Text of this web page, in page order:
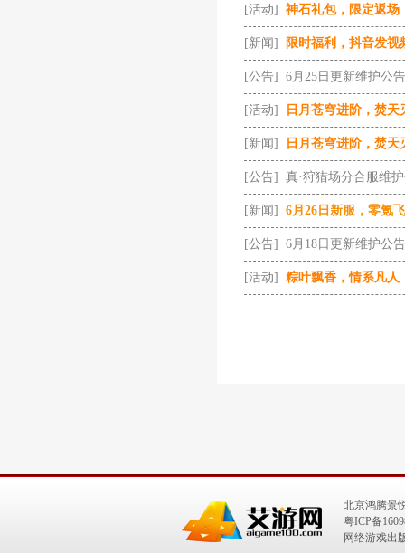
[活动] 神石礼包，限定返场
[新闻] 限时福利，抖音发视
[公告] 6月25日更新维护公告
[活动] 日月苍穹进阶，焚天
[新闻] 日月苍穹进阶，焚天
[公告] 真·狩猎场分合服维
[新闻] 6月26日新服，零氪
[公告] 6月18日更新维护公告
[活动] 粽叶飘香，情系凡人
北京鸿腾景
粤ICP备
网络游戏出